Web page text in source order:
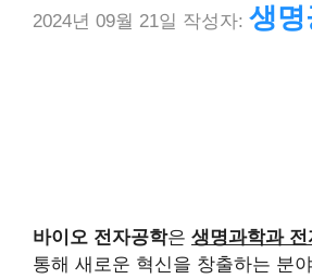
2024년 09월 21일 작성자: 생명
바이오 전자공학은 생명과학과
통해 새로운 혁신을 창출하는 분